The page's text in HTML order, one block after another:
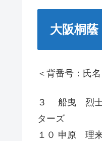
大阪桐蔭
＜背番号：氏
３ 船曳 烈士
ターズ
１０ 申原 理